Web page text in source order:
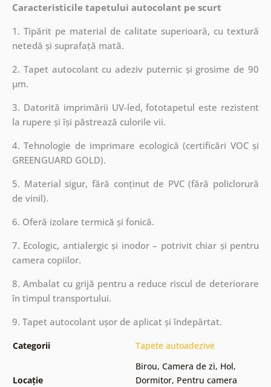
Caracteristicile tapetului autocolant pe scurt
1. Tipărit pe material de calitate superioară, cu textură
netedă și suprafață mată.
2. Tapet autocolant cu adeziv puternic și grosime de 90
µm.
3. Datorită imprimării UV-led, fototapetul este rezistent
la rupere și își păstrează culorile vii.
4. Tehnologie de imprimare ecologică (certificări VOC și
GREENGUARD GOLD).
5. Material sigur, fără conținut de PVC (fără policlorură
de vinil).
6. Oferă izolare termică și fonică.
7. Ecologic, antialergic și inodor – potrivit chiar și pentru
camera copiilor.
8. Ambalat cu grijă pentru a reduce riscul de deteriorare
în timpul transportului.
9. Tapet autocolant ușor de aplicat și îndepărtat.
Categorii Tapete autoadezive
Locație
Birou, Camera de zi, Hol,
Dormitor, Pentru camera